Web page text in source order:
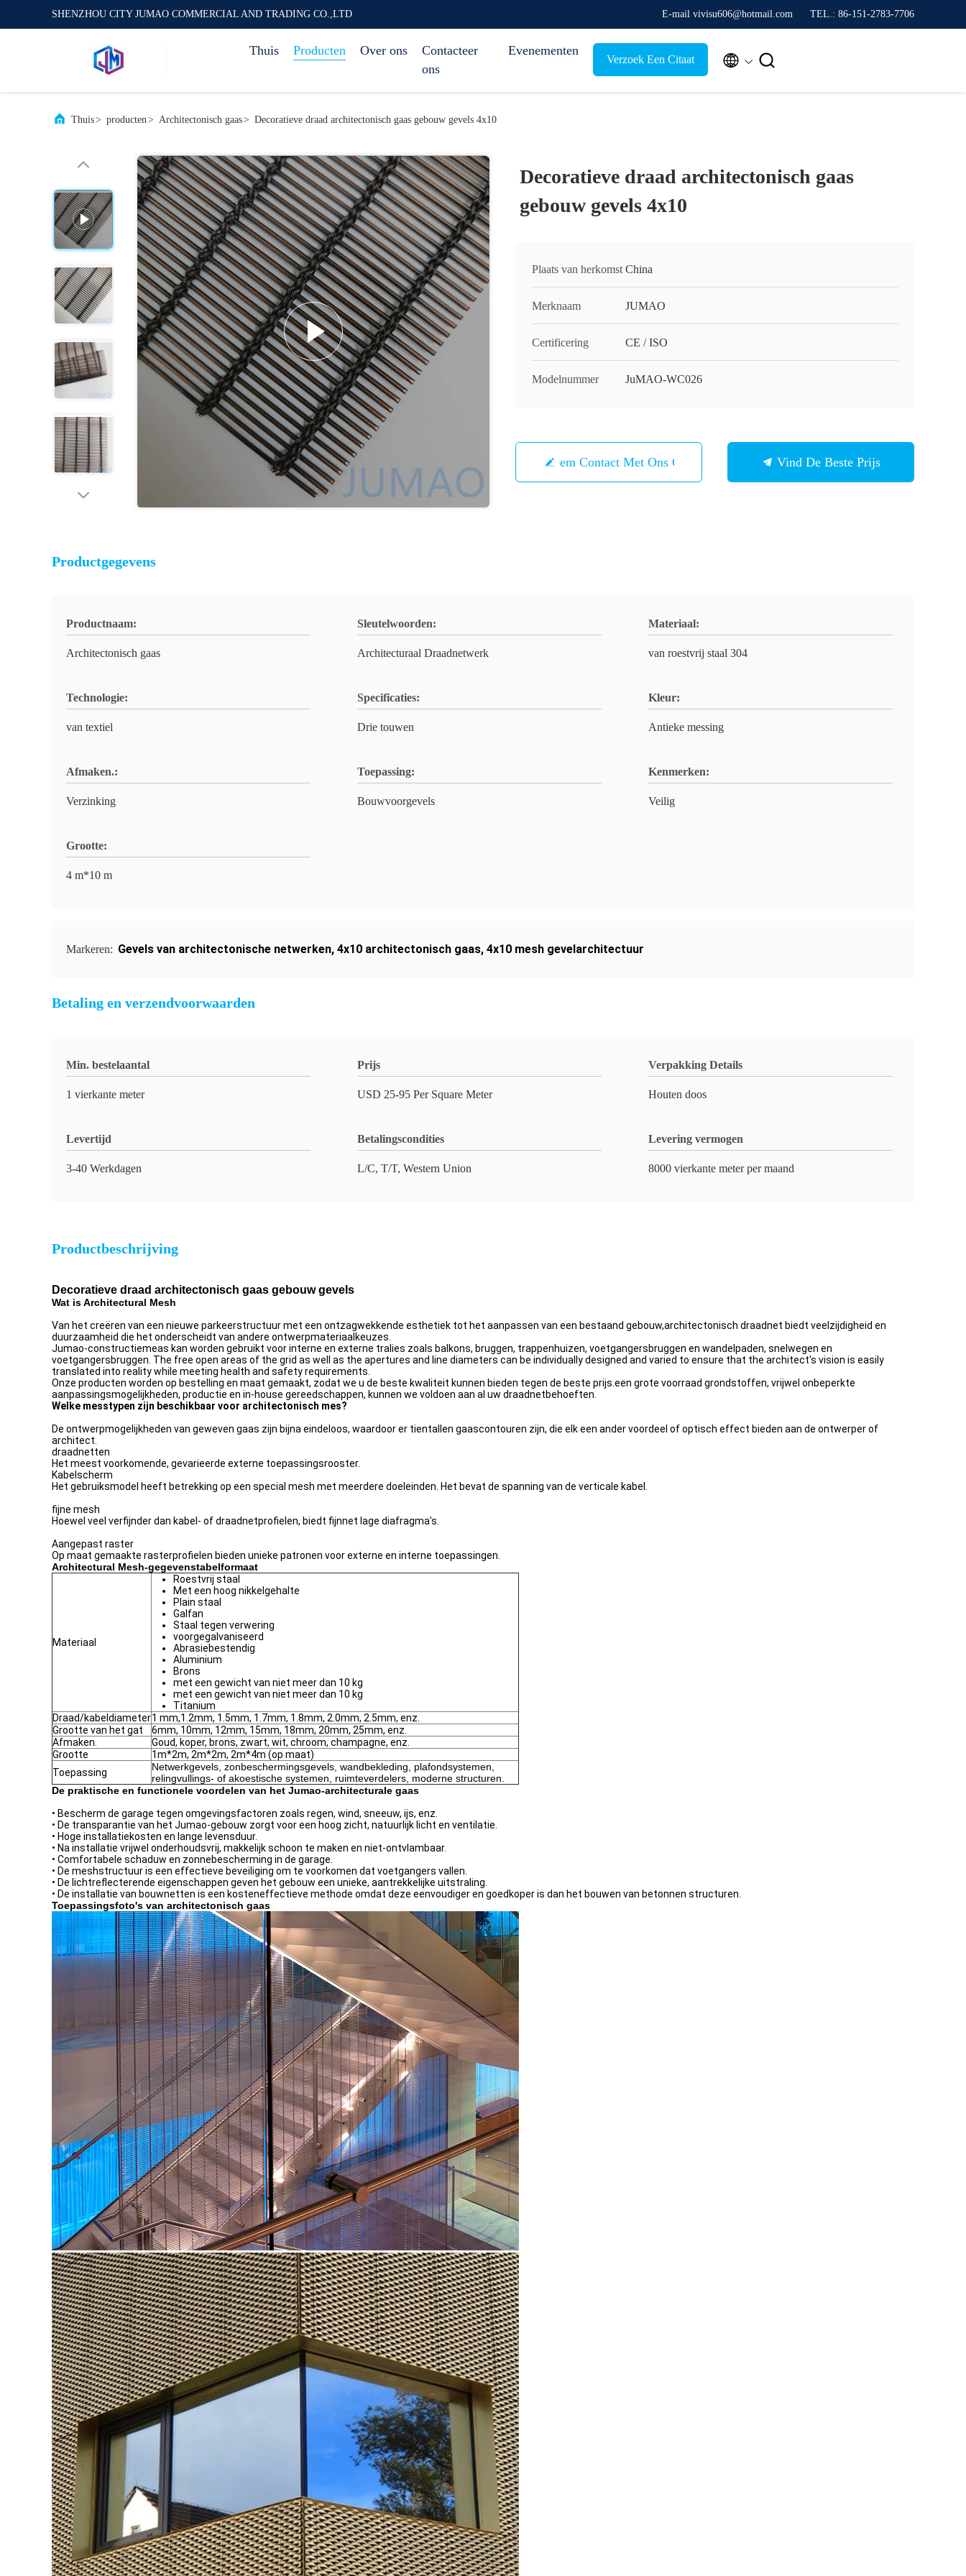
SHENZHOU CITY JUMAO COMMERCIAL AND TRADING CO.,LTD E-mail vivisu606@hotmail.com TEL.: 86-151-2783-7706
Thuis Producten Over ons
Contacteer
ons
Evenementen
Verzoek Een Citaat  
Thuis> producten> Architectonisch gaas> Decoratieve draad architectonisch gaas gebouw gevels 4x10
Decoratieve draad architectonisch gaas
gebouw gevels 4x10
Plaats van herkomst China
Merknaam JUMAO
Certificering CE / ISO
Modelnummer JuMAO-WC026
Neem Contact Met Ons Op Vind De Beste Prijs
Productgegevens
Productnaam:
Architectonisch gaas
Sleutelwoorden:
Architecturaal Draadnetwerk
Materiaal:
van roestvrij staal 304
Technologie:
van textiel
Specificaties:
Drie touwen
Kleur:
Antieke messing
Afmaken.:
Verzinking
Toepassing:
Bouwvoorgevels
Kenmerken:
Veilig
Grootte:
4 m*10 m
Markeren: Gevels van architectonische netwerken, 4x10 architectonisch gaas, 4x10 mesh gevelarchitectuur
Betaling en verzendvoorwaarden
Min. bestelaantal
1 vierkante meter
Prijs
USD 25-95 Per Square Meter
Verpakking Details
Houten doos
Levertijd
3-40 Werkdagen
Betalingscondities
L/C, T/T, Western Union
Levering vermogen
8000 vierkante meter per maand
Productbeschrijving
Decoratieve draad architectonisch gaas gebouw gevels
Wat is Architectural Mesh
Van het creëren van een nieuwe parkeerstructuur met een ontzagwekkende esthetiek tot het aanpassen van een bestaand gebouw,architectonisch draadnet biedt veelzijdigheid en
duurzaamheid die het onderscheidt van andere ontwerpmateriaalkeuzes.
Jumao-constructiemeas kan worden gebruikt voor interne en externe tralies zoals balkons, bruggen, trappenhuizen, voetgangersbruggen en wandelpaden, snelwegen en
voetgangersbruggen. The free open areas of the grid as well as the apertures and line diameters can be individually designed and varied to ensure that the architect's vision is easily
translated into reality while meeting health and safety requirements.
Onze producten worden op bestelling en maat gemaakt, zodat we u de beste kwaliteit kunnen bieden tegen de beste prijs.een grote voorraad grondstoffen, vrijwel onbeperkte
aanpassingsmogelijkheden, productie en in-house gereedschappen, kunnen we voldoen aan al uw draadnetbehoeften.
Welke messtypen zijn beschikbaar voor architectonisch mes?
De ontwerpmogelijkheden van geweven gaas zijn bijna eindeloos, waardoor er tientallen gaascontouren zijn, die elk een ander voordeel of optisch effect bieden aan de ontwerper of
architect.
draadnetten
Het meest voorkomende, gevarieerde externe toepassingsrooster.
Kabelscherm
Het gebruiksmodel heeft betrekking op een special mesh met meerdere doeleinden. Het bevat de spanning van de verticale kabel.
fijne mesh
Hoewel veel verfijnder dan kabel- of draadnetprofielen, biedt fijnnet lage diafragma's.
Aangepast raster
Op maat gemaakte rasterprofielen bieden unieke patronen voor externe en interne toepassingen.
Architectural Mesh-gegevenstabelformaat
Materiaal
Roestvrij staal
Met een hoog nikkelgehalte
Plain staal
Galfan
Staal tegen verwering
voorgegalvaniseerd
Abrasiebestendig
Aluminium
Brons
met een gewicht van niet meer dan 10 kg
met een gewicht van niet meer dan 10 kg
Titanium
Draad/kabeldiameter1 mm,1.2mm, 1.5mm, 1.7mm, 1.8mm, 2.0mm, 2.5mm, enz.
Grootte van het gat
6mm, 10mm, 12mm, 15mm, 18mm, 20mm, 25mm, enz.
Afmaken.
Goud, koper, brons, zwart, wit, chroom, champagne, enz.
Grootte
1m*2m, 2m*2m, 2m*4m (op maat)
Toepassing
Netwerkgevels, zonbeschermingsgevels, wandbekleding, plafondsystemen,
relingvullings- of akoestische systemen, ruimteverdelers, moderne structuren.
De praktische en functionele voordelen van het Jumao-architecturale gaas
• Bescherm de garage tegen omgevingsfactoren zoals regen, wind, sneeuw, ijs, enz.
• De transparantie van het Jumao-gebouw zorgt voor een hoog zicht, natuurlijk licht en ventilatie.
• Hoge installatiekosten en lange levensduur.
• Na installatie vrijwel onderhoudsvrij, makkelijk schoon te maken en niet-ontvlambaar.
• Comfortabele schaduw en zonnebescherming in de garage.
• De meshstructuur is een effectieve beveiliging om te voorkomen dat voetgangers vallen.
• De lichtreflecterende eigenschappen geven het gebouw een unieke, aantrekkelijke uitstraling.
• De installatie van bouwnetten is een kosteneffectieve methode omdat deze eenvoudiger en goedkoper is dan het bouwen van betonnen structuren.
Toepassingsfoto's van architectonisch gaas